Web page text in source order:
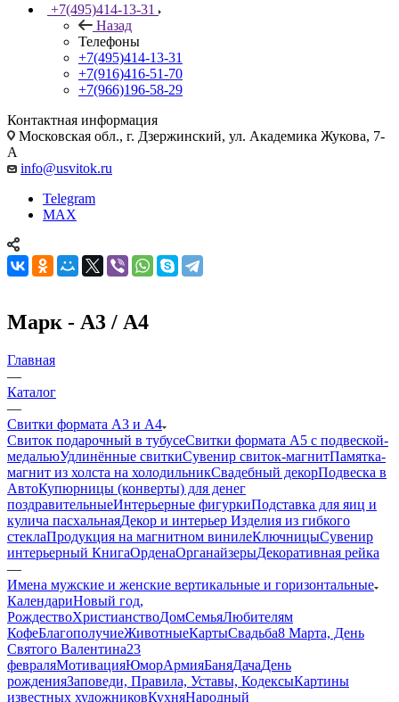
+7(495)414-13-31
Назад
Телефоны
+7(495)414-13-31
+7(916)416-51-70
+7(966)196-58-29
Контактная информация
Московская обл., г. Дзержинский, ул. Академика Жукова, 7-
А
info@usvitok.ru
Telegram
MAX
Марк - А3 / А4
Главная
—
Каталог
—
Свитки формата А3 и А4
Свиток подарочный в тубусеСвитки формата А5 с подвеской-
медальюУдлинённые свиткиСувенир свиток-магнитПамятка-
магнит из холста на холодильникСвадебный декорПодвеска в
АвтоКупюрницы (конверты) для денег
поздравительныеИнтерьерные фигуркиПодставка для яиц и
кулича пасхальнаяДекор и интерьер Изделия из гибкого
стеклаПродукция на магнитном винилеКлючницыСувенир
интерьерный КнигаОрденаОрганайзерыДекоративная рейка
—
Имена мужские и женские вертикальные и горизонтальные
КалендариНовый год,
РождествоХристианствоДомСемьяЛюбителям
КофеБлагополучиеЖивотныеКартыСвадьба8 Марта, День
Святого Валентина23
февраляМотивацияЮморАрмияБаняДачаДень
рожденияЗаповеди, Правила, Уставы, КодексыКартины
известных художниковКухняНародный